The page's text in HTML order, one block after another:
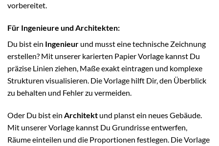
vorbereitet.
Für Ingenieure und Architekten:
Du bist ein Ingenieur und musst eine technische Zeichnung
erstellen? Mit unserer karierten Papier Vorlage kannst Du
präzise Linien ziehen, Maße exakt eintragen und komplexe
Strukturen visualisieren. Die Vorlage hilft Dir, den Überblick
zu behalten und Fehler zu vermeiden.
Oder Du bist ein Architekt und planst ein neues Gebäude.
Mit unserer Vorlage kannst Du Grundrisse entwerfen,
Räume einteilen und die Proportionen festlegen. Die Vorlage